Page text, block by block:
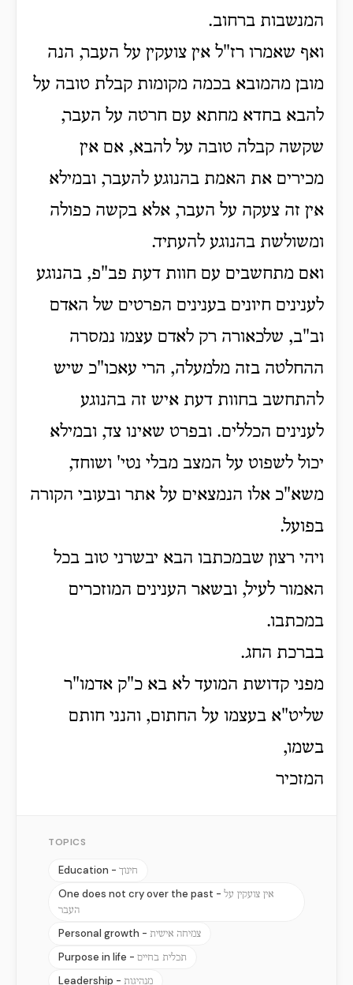
המנשבות ברחוב.
ואף שאמרו רז"ל אין צועקין על העבר, הנה
מובן מהמובא בכמה מקומות קבלת טובה על
להבא בחדא מחתא עם חרטה על העבר,
שקשה קבלה טובה על להבא, אם אין
מכירים את האמת בהנוגע להעבר, ובמילא
אין זה צעקה על העבר, אלא בקשה כפולה
ומשולשת בהנוגע להעתיד.
ואם מתחשבים עם חוות דעת פב"פ, בהנוגע
לענינים חיונים בענינים הפרטים של האדם
וב"ב, שלכאורה רק לאדם עצמו נמסרה
ההחלטה בזה מלמעלה, הרי עאכו"כ שיש
להתחשב בחוות דעת איש זה בהנוגע
לענינים הכללים. ובפרט שאינו צד, ובמילא
יכול לשפוט על המצב מבלי נטי' ושוחד,
משא"כ אלו הנמצאים על אתר ובעובי הקורה
בפועל.
ויהי רצון שבמכתבו הבא יבשרני טוב בכל
האמור לעיל, ובשאר הענינים המוזכרים
במכתבו.
בברכת החג.
מפני קדושת המועד לא בא כ"ק אדמו"ר
שליט"א בעצמו על החתום, והנני חותם
בשמו,
המזכיר
TOPICS
Education - חינוך
One does not cry over the past - אין צועקין על
העבר
Personal growth - צמיחה אישית
Purpose in life - תכלית בחיים
Leadership - מנהיגות